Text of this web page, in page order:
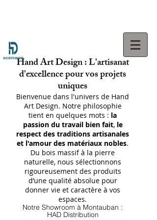
Hand Art Design : L'artisanat
d'excellence pour vos projets
uniques
Bienvenue dans l'univers de Hand
Art Design. Notre philosophie
tient en quelques mots : la
passion du travail bien fait, le
respect des traditions artisanales
et l'amour des matériaux nobles.
Du bois massif à la pierre
naturelle, nous sélectionnons
rigoureusement des produits
d’une qualité absolue pour
donner vie et caractère à vos
espaces.
Notre Showroom à Montauban :
HAD Distribution